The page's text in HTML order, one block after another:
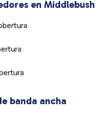
en Middlebush
banda ancha